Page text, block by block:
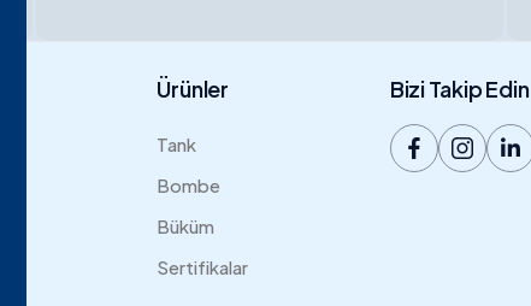
Ürünler
Tank
Bombe
Büküm
Sertifikalar
Bizi Takip Edin